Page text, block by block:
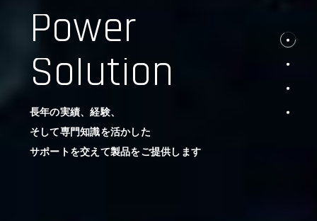
Power
Solution
長年の実績、経験、
そして専門知識を活かした
サポートを交えて製品をご提供します